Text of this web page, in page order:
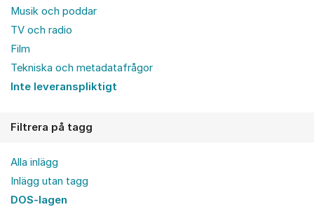
Musik och poddar
TV och radio
Film
Tekniska och metadatafrågor
Inte leveranspliktigt
Filtrera på tagg
Alla inlägg
Inlägg utan tagg
DOS-lagen